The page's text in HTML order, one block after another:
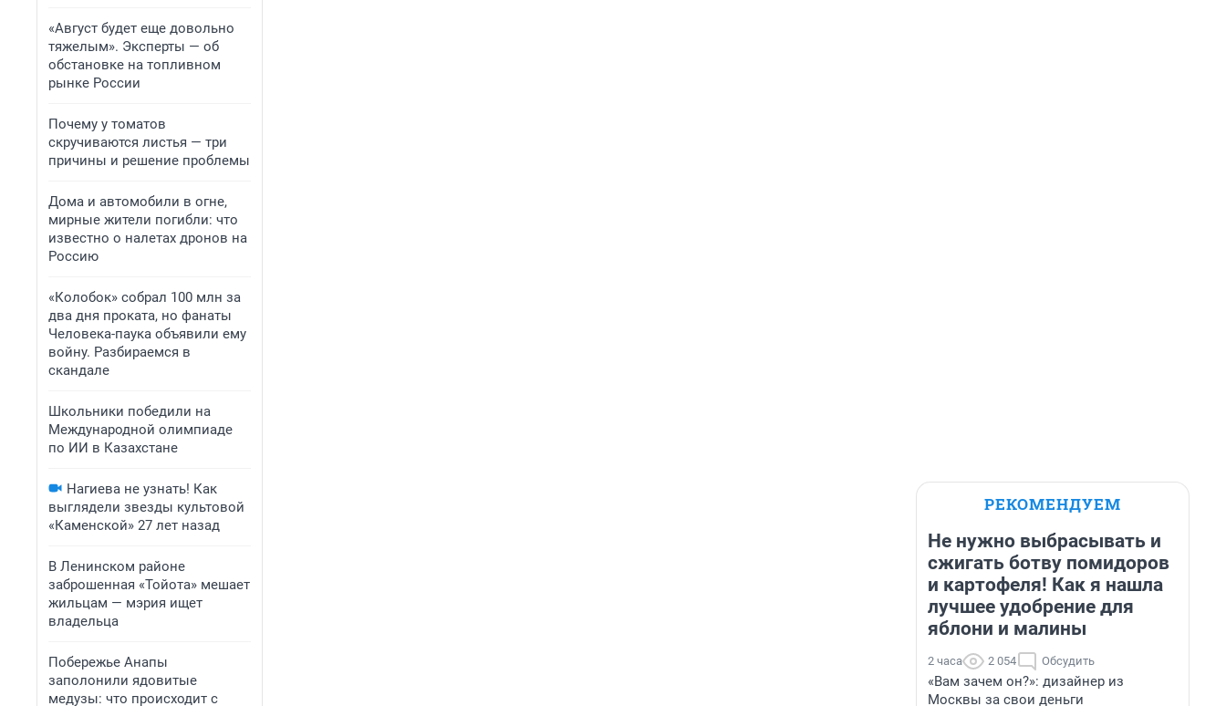
«Август будет еще довольно
тяжелым». Эксперты — об
обстановке на топливном
рынке России
Почему у томатов
скручиваются листья — три
причины и решение проблемы
Дома и автомобили в огне,
мирные жители погибли: что
известно о налетах дронов на
Россию
«Колобок» собрал 100 млн за
два дня проката, но фанаты
Человека-паука объявили ему
войну. Разбираемся в
скандале
Школьники победили на
Международной олимпиаде
по ИИ в Казахстане
Нагиева не узнать! Как
выглядели звезды культовой
«Каменской» 27 лет назад
В Ленинском районе
заброшенная «Тойота» мешает
жильцам — мэрия ищет
владельца
Побережье Анапы
заполонили ядовитые
медузы: что происходит с
РЕКОМЕНДУЕМ
Не нужно выбрасывать и
сжигать ботву помидоров
и картофеля! Как я нашла
лучшее удобрение для
яблони и малины
2 часа 2 054 Обсудить
«Вам зачем он?»: дизайнер из
Москвы за свои деньги